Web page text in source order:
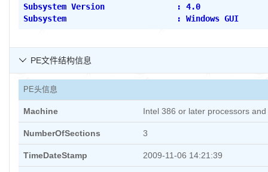
Subsystem Version               : 4.0
Subsystem                       : Windows GUI
PE文件结构信息

PE头信息
Machine Intel 386 or later processors
NumberOfSections 3
TimeDateStamp 2009-11-06 14:21:39